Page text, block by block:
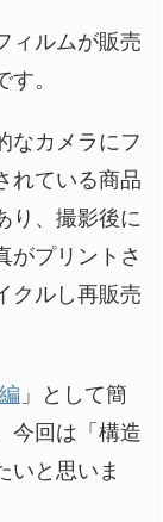
ィルムが販売
。
なカメラにフ
れている商品
り、撮影後に
がプリントさ
クルし再販売
」として簡
今回は「構造
いと思いま